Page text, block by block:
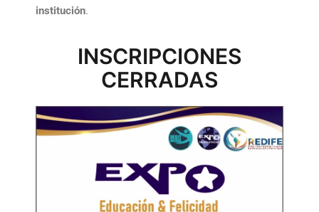
institución.
INSCRIPCIONES
CERRADAS